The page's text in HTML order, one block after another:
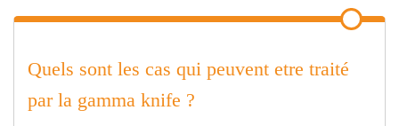
Quels sont les cas qui peuvent etre traité
par la gamma knife ?